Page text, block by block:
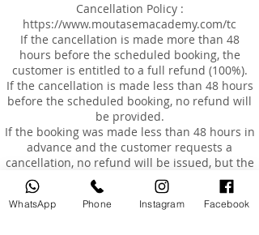
Cancellation Policy :
https://www.moutasemacademy.com/tc
If the cancellation is made more than 48
hours before the scheduled booking, the
customer is entitled to a full refund (100%).
If the cancellation is made less than 48 hours
before the scheduled booking, no refund will
be provided.
If the booking was made less than 48 hours in
advance and the customer requests a
cancellation, no refund will be issued, but the
customer may reschedule the appointment
for an additional fee of AED 200, within a
maximum of 3 months from the original
WhatsApp Phone Instagram Facebook